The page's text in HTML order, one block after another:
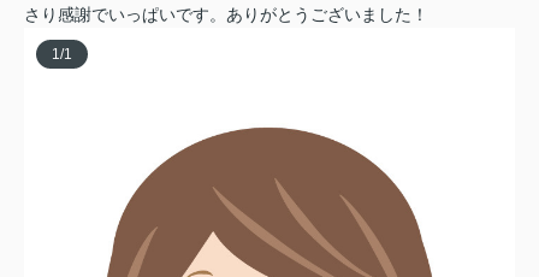
さり感謝でいっぱいです。ありがとうございました！
1 /1